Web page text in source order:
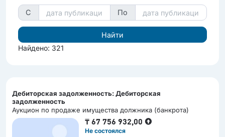
С По
Найдено: 321
Дебиторская задолженность: Дебиторская
задолженность
Аукцион по продаже имущества должника (банкрота)
₸67 756 932,00
Не состоялся